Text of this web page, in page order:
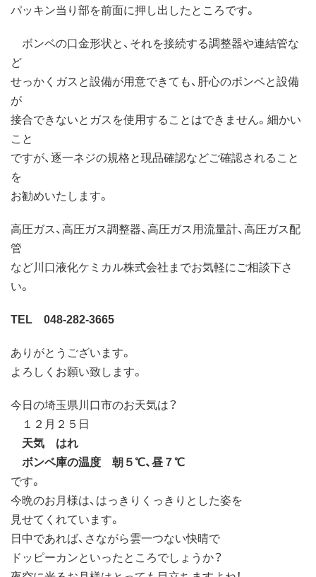
パッキン当り部を前面に押し出したところです。
ボンベの口金形状と、それを接続する調整器や連結管な
ど
せっかくガスと設備が用意できても、肝心のボンベと設備
が
接合できないとガスを使用することはできません。細かい
こと
ですが、逐一ネジの規格と現品確認などご確認されること
を
お勧めいたします。
高圧ガス、高圧ガス調整器、高圧ガス用流量計、高圧ガス配
管
など川口液化ケミカル株式会社までお気軽にご相談下さ
い。
TEL 048-282-3665
ありがとうございます。
よろしくお願い致します。
今日の埼玉県川口市のお天気は？
１２月２５日
天気 はれ
ボンベ庫の温度 朝５℃、昼７℃
です。
今晩のお月様は、はっきりくっきりとした姿を
見せてくれています。
日中であれば、さながら雲一つない快晴で
ドッピーカンといったところでしょうか？